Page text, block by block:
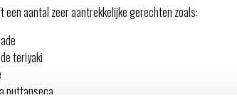
een aantal zeer aantrekkelijke gerechten zoals:
teriyaki
puttanseca